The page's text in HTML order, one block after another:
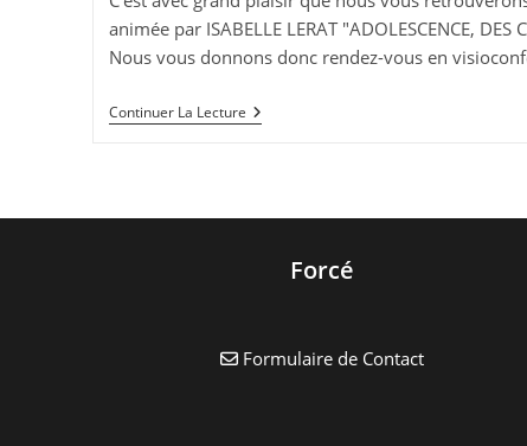
publication :
animée par ISABELLE LERAT "ADOLESCENCE, DES
Nous vous donnons donc rendez-vous en
Continuer La LectureVisioconférence
Ados
Forcé
Formulaire de Contact